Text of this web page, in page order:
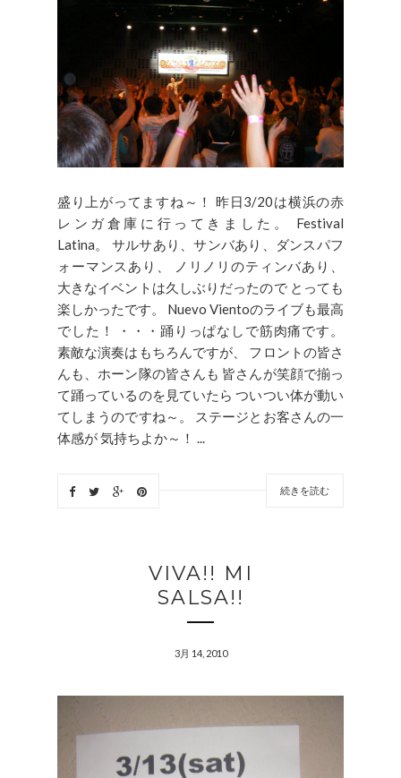
盛り上がってますね～！ 昨日3/20は横浜の赤
レンガ倉庫に行ってきました。 Festival
Latina。 サルサあり、サンバあり、ダンスパフ
ォーマンスあり、 ノリノリのティンバあり、
大きなイベントは久しぶりだったので とっても
楽しかったです。 Nuevo Vientoのライブも最高
でした！ ・・・踊りっぱなしで筋肉痛です。
素敵な演奏はもちろんですが、 フロントの皆さ
んも、ホーン隊の皆さんも 皆さんが笑顔で揃っ
て踊っているのを見ていたら ついつい体が動い
てしまうのですね～。 ステージとお客さんの一
体感が 気持ちよか～！ ...
続きを読む
VIVA!! MI
SALSA!!
3月 14, 2010